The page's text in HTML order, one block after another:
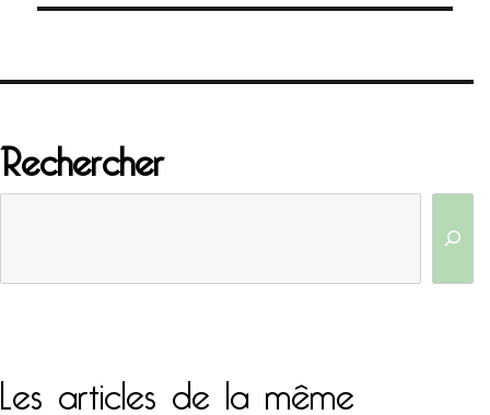
Rechercher
Les articles de la même